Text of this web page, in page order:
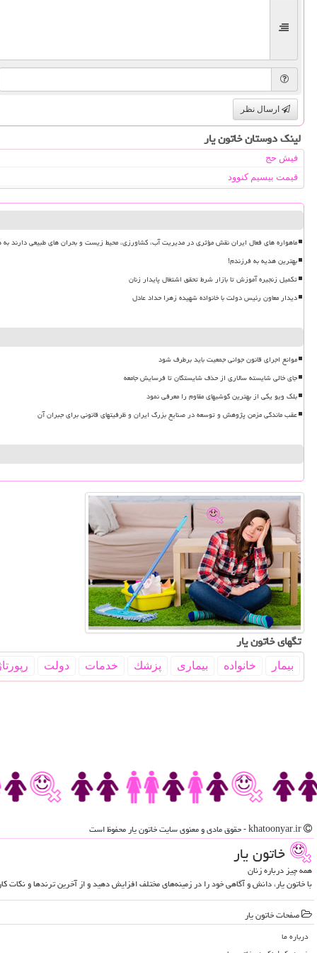
ارسال نظر
لینک دوستان خاتون یار
فیش حج
قیمت بیسیم کنوود
ماهواره های فعال ایران نقش مؤثری در مدیریت آب، کشاورزی، محیط زیست و بحران های طبیعی دارند به
بهترین هدیه به فرزندم!
تکمیل زنجیره آموزش تا بازار شرط تحقق اشتغال پایدار زنان
دیدار معاون رئیس دولت با خانواده شهیده زهرا حداد عادل
موانع اجرای قانون جوانی جمعیت باید برطرف شود
جای خالی شایسته سالاری از حذف شایستگان تا فرسایش جامعه
بلک ویو یکی از بهترین گوشیهای مقاوم را معرفی نمود
عقب ماندگی مزمن پژوهش و توسعه در صنایع بزرگ ایران و ظرفیتهای قانونی برای جبران آن
تگهای خاتون یار
بیمار خانواده بیماری پزشك خدمات دولت رپورتاژ
خاتون یار
همه چیز درباره زنان
با خاتون یار، دانش و آگاهی خود را در زمینه‌های مختلف افزایش دهید و از آخرین ترندها و
صفحات خاتون یار
درباره ما